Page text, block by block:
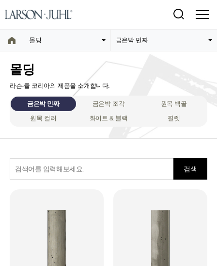
몰딩 금은박 민짜
몰딩
라슨-쥴 코리아의 제품을 소개합니다.
금은박 민짜 금은박 조각
원목 백골
원목 컬러
화이트 & 블랙 필렛
검색